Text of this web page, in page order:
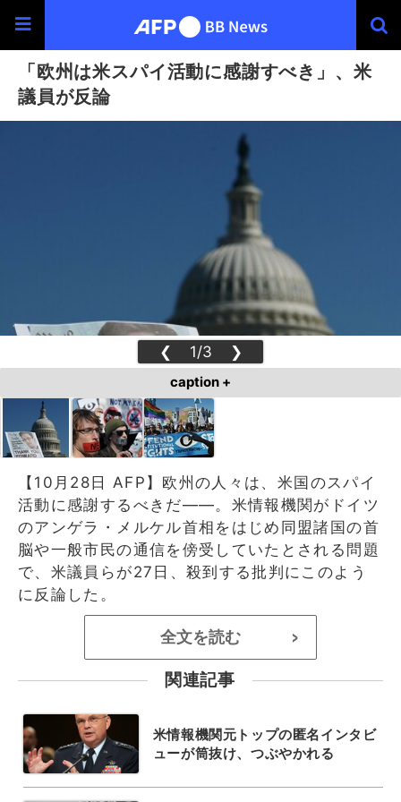
「欧州は米スパイ活動に感謝すべき」、米
議員が反論
❮ 1/3 ❯
caption +
【10月28日 AFP】欧州の人々は、米国のスパイ
活動に感謝するべきだ――。米情報機関がドイツ
のアンゲラ・メルケル首相をはじめ同盟諸国の首
脳や一般市民の通信を傍受していたとされる問題
で、米議員らが27日、殺到する批判にこのよう
に反論した。
全文を読む >
関連記事
米情報機関元トップの匿名インタビ
ューが筒抜け、つぶやかれる